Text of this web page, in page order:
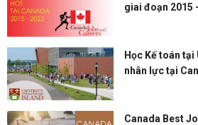
giai đoạn 2015
Học Kế toán
nhân lực tại
Canada Best